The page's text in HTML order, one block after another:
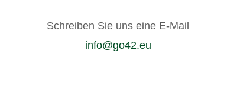
Schreiben Sie uns eine E-Mail
info@go42.eu